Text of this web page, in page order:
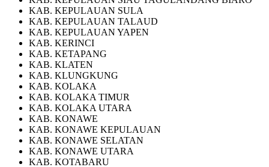
KAB. KEPULAUAN SULA
KAB. KEPULAUAN TALAUD
KAB. KEPULAUAN YAPEN
KAB. KERINCI
KAB. KETAPANG
KAB. KLATEN
KAB. KLUNGKUNG
KAB. KOLAKA
KAB. KOLAKA TIMUR
KAB. KOLAKA UTARA
KAB. KONAWE
KAB. KONAWE KEPULAUAN
KAB. KONAWE SELATAN
KAB. KONAWE UTARA
KAB. KOTABARU